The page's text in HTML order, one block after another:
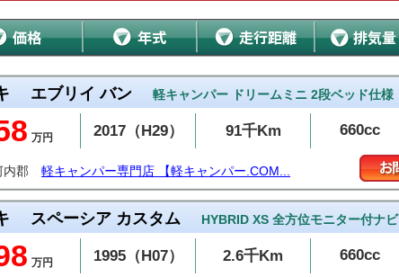
エブリイ バン 軽キャンパー ドリームミニ 2段ベッド仕様
万円 2017（H29） 91千Km 660cc
内郡 軽キャンパー専門店 【軽キャンパー.COM...
スペーシア カスタム HYBRID XS 全方位モニター付ナビ
万円 1995（H07） 2.6千Km 660cc